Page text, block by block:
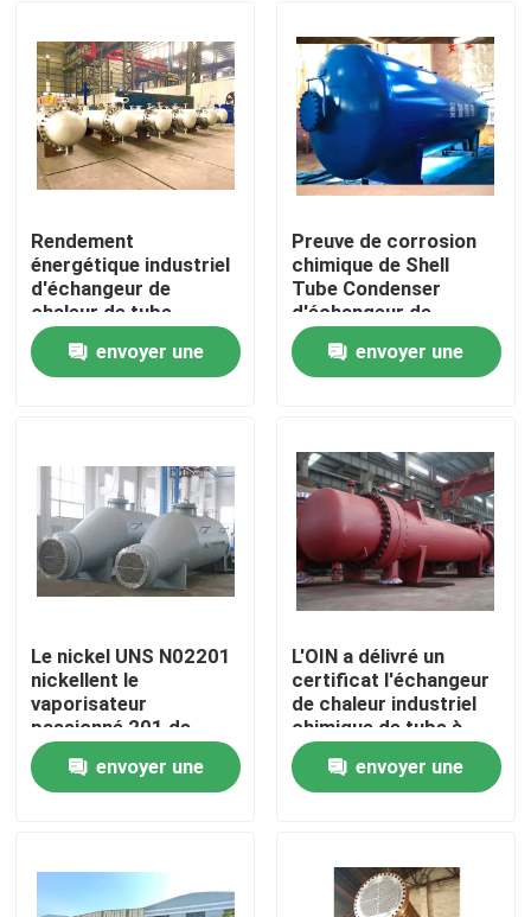
À la maison
Produits
Vidéos
Visite de l'usine
Contrôle de la qualité
Nous contacter
Nouvelles
Autoclave d'AAC
Rendement
énergétique industriel
d'échangeur de
chaleur de tube
d'acier inoxydable de
Stordworksenvoyer une
Preuve de corrosion
chimique de Shell
Tube Condenser
d'échangeur de
chaleur d'ASME
solides solubles
envoyer une
Le nickel UNS N02201
nickellent le
vaporisateur
passionné 201 de
concentrateur final
chimique d'échangeur
de chaleur
envoyer une
L'OIN a délivré un
certificat l'échangeur
de chaleur industriel
chimique de tube à
ailettes se rouillant
non
envoyer une